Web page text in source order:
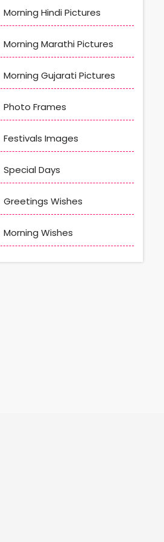
Morning Hindi Pictures
Morning Marathi Pictures
Morning Gujarati Pictures
Photo Frames
Festivals Images
Special Days
Greetings Wishes
Morning Wishes